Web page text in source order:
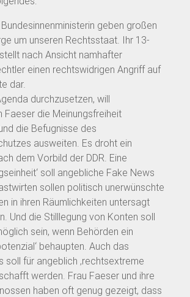
Bundesinnenministerin geben großen
um unseren Rechtsstaat. Ihr 13-
nach Ansicht namhafter
einen rechtswidrigen Angriff auf
dar.
durchzusetzen, will
Faeser die Meinungsfreiheit
die Befugnisse des
ausweiten. Es droht ein
dem Vorbild der DDR. Eine
soll angebliche Fake News
sollen politisch unerwünschte
in ihren Räumlichkeiten untersagt
Und die Stilllegung von Konten soll
sein, wenn Behörden ein
behaupten. Auch das
soll für angeblich ‚rechtsextreme
werden. Frau Faeser und ihre
haben oft genug gezeigt, dass